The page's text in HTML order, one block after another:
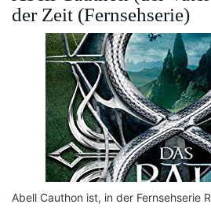
der Zeit (Fernsehserie)
Abell Cauthon ist, in der Fernsehserie